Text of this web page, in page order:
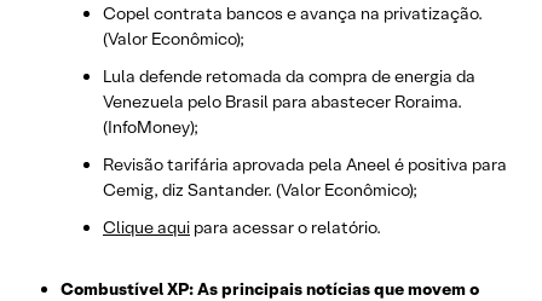
Copel contrata bancos e avança na privatização.
(Valor Econômico);
Lula defende retomada da compra de energia da
Venezuela pelo Brasil para abastecer Roraima.
(InfoMoney);
Revisão tarifária aprovada pela Aneel é positiva para
Cemig, diz Santander. (Valor Econômico);
Clique aqui para acessar o relatório.
Combustível XP: As principais notícias que movem o